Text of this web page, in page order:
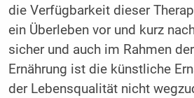
die Verfügbarkeit dieser
ein Überleben vor und kurz
sicher und auch im Rahmen
Ernährung ist die künstliche
der Lebensqualität nicht